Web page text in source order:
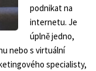
podnikat na
internetu. Je
úplně jedno,
nebo s virtuální
specialisty,